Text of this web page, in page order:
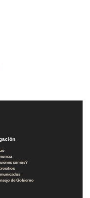
somos?
de Gobierno